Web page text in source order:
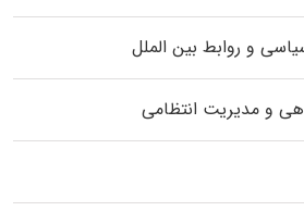
و روابط بین الملل
و مدیریت انتظامی